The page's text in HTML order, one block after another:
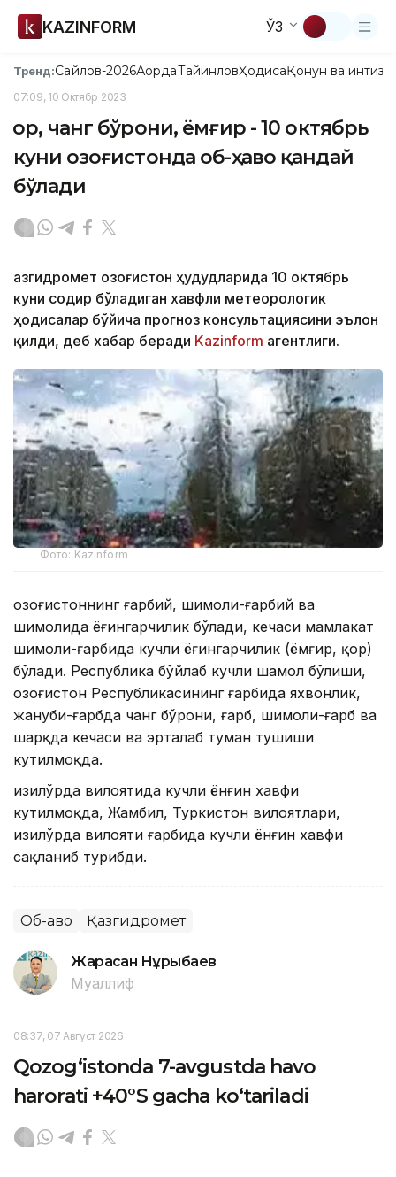
KAZINFORM ЎЗ
Тренд:Сайлов-2026АқордаТайинловҲодисаҚонун ва
07:09, 10 Октябр 2023
Қор, чанг бўрони, ёмғир - 10 октябрь
куни Қозоғистонда об-ҳаво қандай
бўлади
Қазгидромет Қозоғистон ҳудудларида 10 октябрь
куни содир бўладиган хавфли метеорологик
ҳодисалар бўйича прогноз консультациясини эълон
қилди, деб хабар беради Kazinform агентлиги.
Фото: Kazinform
Қозоғистоннинг ғарбий, шимоли-ғарбий ва
шимолида ёғингарчилик бўлади, кечаси мамлакат
шимоли-ғарбида кучли ёғингарчилик (ёмғир, қор)
бўлади. Республика бўйлаб кучли шамол бўлиши,
Қозоғистон Республикасининг ғарбида яхвонлик,
жануби-ғарбда чанг бўрони, ғарб, шимоли-ғарб ва
шарқда кечаси ва эрталаб туман тушиши
кутилмоқда.
Қизилўрда вилоятида кучли ёнғин хавфи
кутилмоқда, Жамбил, Туркистон вилоятлари,
Қизилўрда вилояти ғарбида кучли ёнғин хавфи
сақланиб турибди.
Об-ҳаво Қазгидромет
Жарасқан Нұрыбаев
Муаллиф
08:37, 07 Август 2026
Qozog‘istonda 7-avgustda havo
harorati +40°S gacha ko‘tariladi